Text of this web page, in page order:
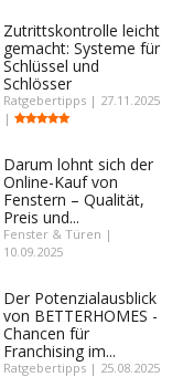
Zutrittskontrolle leicht
gemacht: Systeme für
Schlüssel und
Schlösser
Ratgebertipps | 27.11.2025
|
Darum lohnt sich der
Online-Kauf von
Fenstern – Qualität,
Preis und...
Fenster & Türen |
10.09.2025
Der Potenzialausblick
von BETTERHOMES -
Chancen für
Franchising im...
Ratgebertipps | 25.08.2025